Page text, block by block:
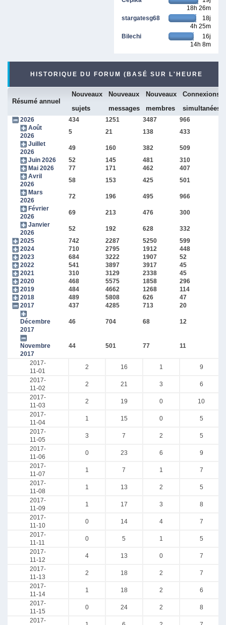
18h 26m
stargatesg68
18j
4h 25m
Bilechi
16j
14h 8m
HISTORIQUE DU FORUM (BASÉ SUR L'HEURE
Résumé annuel
Nouveaux
sujets
Nouveaux
messages
Nouveaux
membres
Connexions
simultanées
2026 434 1251 3487 966
Août
2026
5 21 138 433
Juillet
2026
49 160 382 509
Juin 2026
52 145 481 310
Mai 2026
77 171 462 407
Avril
2026
58 153 425 501
Mars
2026
72 196 495 966
Février
2026
69 213 476 300
Janvier
2026
52 192 628 332
2025
742 2287 5250 599
2024
710 2795 1912 448
2023
684 3222 1907 52
2022
541 3897 3917 45
2021
310 3129 2338 45
2020
468 5575 1858 296
2019
484 4662 1268 114
2018
489 5808 626 47
2017
437 4285 713 20
Décembre
2017
46 704 68 12
Novembre
2017
44 501 77 11
2017-
11-01
2 16 1
9
2017-
11-02
2 21 3
6
2017-
11-03
2 19 0
10
2017-
11-04
1 15 0
5
2017-
11-05
3 7 2
5
2017-
11-06
0 23 6
9
2017-
11-07
1 7 1
7
2017-
11-08
1 13 2
5
2017-
11-09
1 17 3
8
2017-
11-10
0 14 4
7
2017-
11-11
0 5 1
5
2017-
11-12
4 13 0
7
2017-
11-13
2 18 2
7
2017-
11-14
1 18 2
6
2017-
11-15
0 24 2
8
2017-